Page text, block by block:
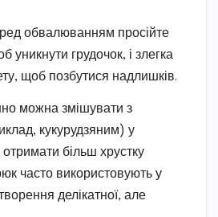
обвалюванням просійте
уникнути грудочок, і злегка
щоб позбутися надлишків.
можна змішувати з
кукурудзяним) у
отримати більш хрустку
часто використовують у
делікатної, але